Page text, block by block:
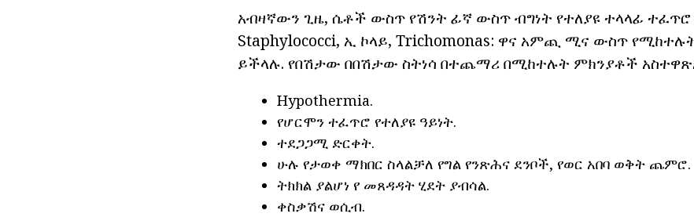
አብዛኛውን ጊዜ, ሴቶች ውስጥ የሽንት ፊኛ ውስጥ ብግነት የተለያዩ ተላላፊ ተፈጥሮ
Staphylococci, ኢ ኮላይ, Trichomonas: ዋና አምጪ ሚና ውስጥ
ይችላሉ. የበሽታው በበሽታው ስትነሳ በተጨማሪ በሚከተሉት ምክንያቶች
Hypothermia.
የሆርሞን ተፈጥሮ የተለያዩ ዓይነት.
ተደጋጋሚ ድርቀት.
ሁሉ የታወቀ ማክበር ስላልቻለ የግል የንጽሕና ደንቦች, የወር አበባ ወቅት ጨምሮ.
ትክክል ያልሆነ የ መጸዳዳት ሂደት ያብሳል.
ቀስቃሽና ወሲብ.